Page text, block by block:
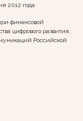
2012 года.
финансовой
цифрового развития,
Российской